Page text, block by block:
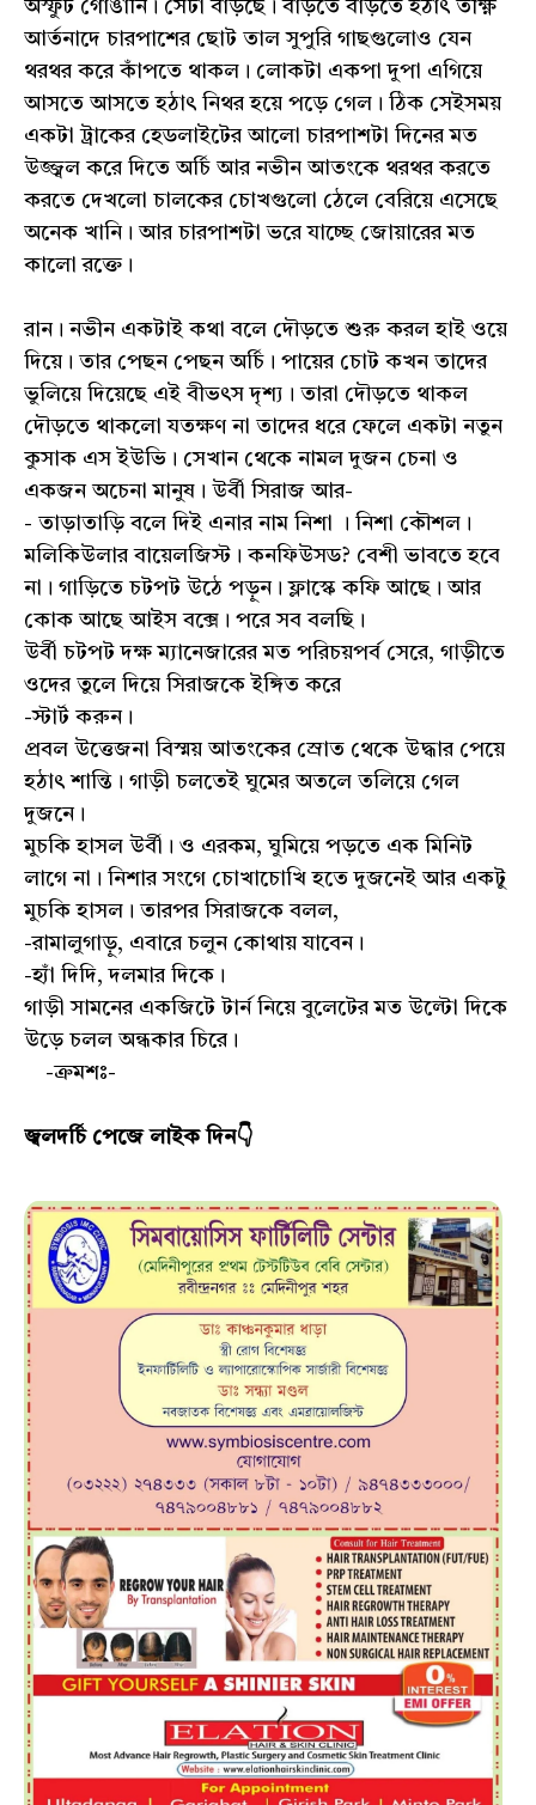
অস্ফুট গোঙানি। সেটা বাড়ছে। বাড়তে বাড়তে হঠাৎ তীক্ষ্ণ
আর্তনাদে চারপাশের ছোট তাল সুপুরি গাছগুলোও যেন
থরথর করে কাঁপতে থাকল। লোকটা একপা দুপা এগিয়ে
আসতে আসতে হঠাৎ নিথর হয়ে পড়ে গেল। ঠিক সেইসময়
একটা ট্রাকের হেডলাইটের আলো চারপাশটা দিনের মত
উজ্জ্বল করে দিতে অর্চি আর নভীন আতংকে থরথর করতে
করতে দেখলো চালকের চোখগুলো ঠেলে বেরিয়ে এসেছে
অনেক খানি। আর চারপাশটা ভরে যাচ্ছে জোয়ারের মত
কালো রক্তে।
রান। নভীন একটাই কথা বলে দৌড়তে শুরু করল হাই ওয়ে
দিয়ে। তার পেছন পেছন অর্চি। পায়ের চোট কখন তাদের
ভুলিয়ে দিয়েছে এই বীভৎস দৃশ্য। তারা দৌড়তে থাকল
দৌড়তে থাকলো যতক্ষণ না তাদের ধরে ফেলে একটা নতুন
কুসাক এস ইউভি। সেখান থেকে নামল দুজন চেনা ও
একজন অচেনা মানুষ। উর্বী সিরাজ আর-
- তাড়াতাড়ি বলে দিই এনার নাম নিশা । নিশা কৌশল।
মলিকিউলার বায়েলজিস্ট। কনফিউসড? বেশী ভাবতে হবে
না। গাড়িতে চটপট উঠে পড়ুন। ফ্লাস্কে কফি আছে। আর
কোক আছে আইস বক্সে। পরে সব বলছি।
উর্বী চটপট দক্ষ ম্যানেজারের মত পরিচয়পর্ব সেরে, গাড়ীতে
ওদের তুলে দিয়ে সিরাজকে ইঙ্গিত করে
-স্টার্ট করুন।
প্রবল উত্তেজনা বিস্ময় আতংকের স্রোত থেকে উদ্ধার পেয়ে
হঠাৎ শান্তি। গাড়ী চলতেই ঘুমের অতলে তলিয়ে গেল
দুজনে।
মুচকি হাসল উর্বী। ও এরকম, ঘুমিয়ে পড়তে এক মিনিট
লাগে না। নিশার সংগে চোখাচোখি হতে দুজনেই আর একটু
মুচকি হাসল। তারপর সিরাজকে বলল,
-রামালুগাড়ু, এবারে চলুন কোথায় যাবেন।
-হ্যাঁ দিদি, দলমার দিকে।
গাড়ী সামনের একজিটে টার্ন নিয়ে বুলেটের মত উল্টো দিকে
উড়ে চলল অন্ধকার চিরে।
-ক্রমশঃ-
জ্বলদর্চি পেজে লাইক দিন👇